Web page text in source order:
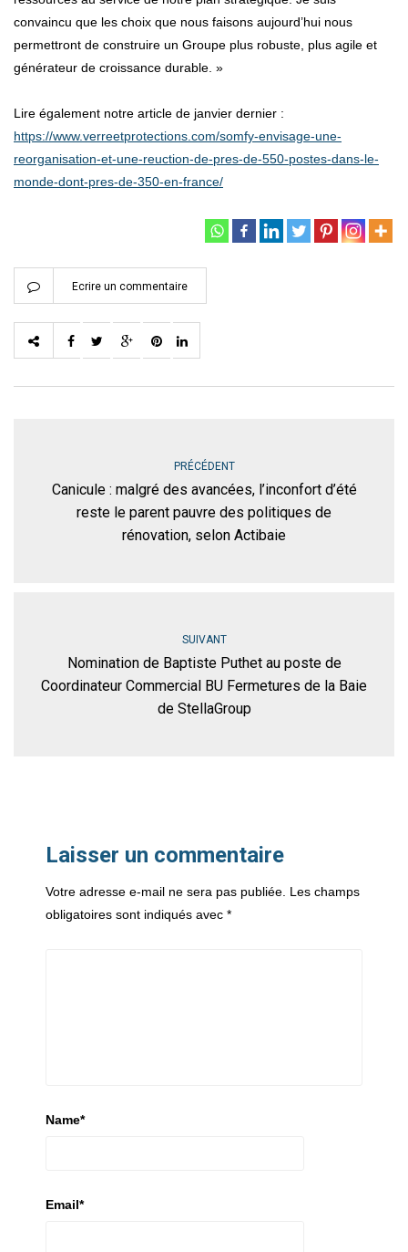
convaincu que les choix que nous faisons aujourd’hui nous
permettront de construire un Groupe plus robuste, plus agile et
générateur de croissance durable. »
Lire également notre article de janvier dernier :
https://www.verreetprotections.com/somfy-envisage-une-
reorganisation-et-une-reuction-de-pres-de-550-postes-dans-le-
monde-dont-pres-de-350-en-france/
Ecrire un commentaire
PRÉCÉDENT
Canicule : malgré des avancées, l’inconfort d’été
reste le parent pauvre des politiques de
rénovation, selon Actibaie
SUIVANT
Nomination de Baptiste Puthet au poste de
Coordinateur Commercial BU Fermetures de la Baie
de StellaGroup
Laisser un commentaire
Votre adresse e-mail ne sera pas publiée. Les champs
obligatoires sont indiqués avec *
Name*
Email*